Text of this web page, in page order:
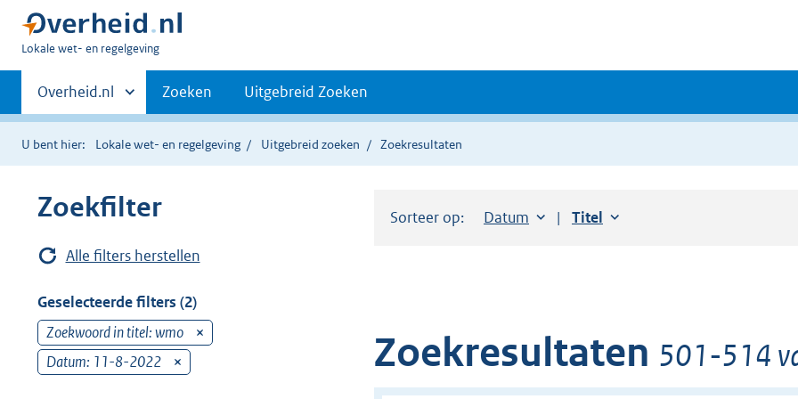
U
hier:
Lokale wet- en regelgeving
Primaire
navigatie
Andere
sites
binnen
Overheid.nl Zoeken Uitgebreid Zoeken
U bent hier: Lokale wet- en regelgeving Uitgebreid zoeken Zoekresultaten
Zoekfilter
Alle filters herstellen
Geselecteerde filters (2)
Zoekwoord in titel: wmo
e
r
Datum: 11-8-2022
Sorteer op: Sorteer op:
Datum aflopendSorteer op:
Titel oplopend
Zoekresultaten 501-514